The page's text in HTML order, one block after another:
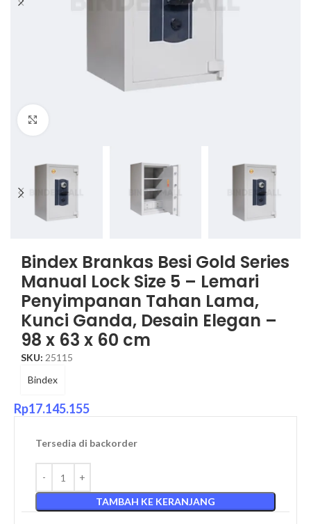
Bindex Brankas Besi Gold Series
Manual Lock Size 5 – Lemari
Penyimpanan Tahan Lama,
Kunci Ganda, Desain Elegan –
98 x 63 x 60 cm
SKU: 25115
Bindex
Rp17.145.155
Tersedia di backorder
TAMBAH KE KERANJANG